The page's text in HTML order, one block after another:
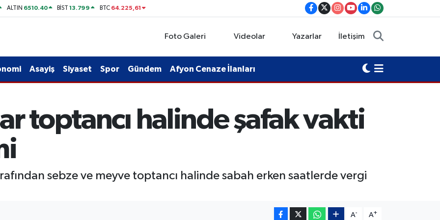
ALTIN 6510.40 BİST13.799 BTC 64.225,61
Foto Galeri Videolar Yazarlar İletişim
Asayiş Siyaset Spor Gündem Afyon Cenaze İlanları
toptancı halinde şafak vakti
sebze ve meyve toptancı halinde sabah erken saatlerde vergi
A- A+